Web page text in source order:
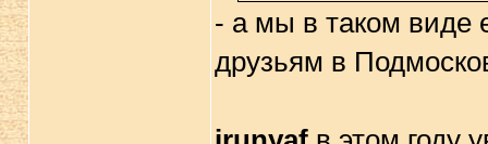
- а мы в таком виде
друзьям в